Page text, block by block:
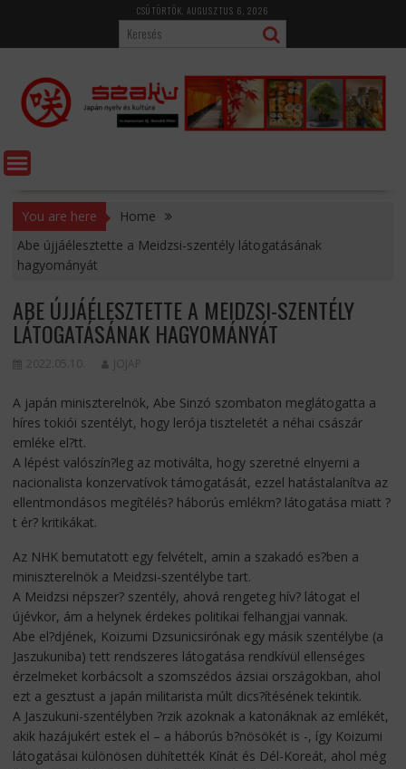
content
CSÜTÖRTÖK, AUGUSZTUS 6, 2026
You are here
Home
Abe újjáélesztette a Meidzsi-szentély látogatásának
hagyományát
ABE ÚJJÁÉLESZTETTE A MEIDZSI-SZENTÉLY
LÁTOGATÁSÁNAK HAGYOMÁNYÁT
2022.05.10. JOJAP
A japán miniszterelnök, Abe Sinzó szombaton meglátogatta a
híres tokiói szentélyt, hogy lerója tiszteletét a néhai császár
emléke el?tt.
A lépést valószín?leg az motiválta, hogy szeretné elnyerni a
nacionalista konzervatívok támogatását, ezzel hatástalanítva az
ellentmondásos megítélés? háborús emlékm? látogatása miatt ?
t ér? kritikákat.
Az NHK bemutatott egy felvételt, amin a szakadó es?ben a
miniszterelnök a Meidzsi-szentélybe tart.
A Meidzsi népszer? szentély, ahová rengeteg hív? látogat el
újévkor, ám a helynek érdekes politikai felhangjai vannak.
Abe el?djének, Koizumi Dzsunicsirónak egy másik szentélybe (a
Jaszukuniba) tett rendszeres látogatása rendkívül ellenséges
érzelmeket korbácsolt a szomszédos ázsiai országokban, ahol
ezt a gesztust a japán militarista múlt dics?ítésének tekintik.
A Jaszukuni-szentélyben ?rzik azoknak a katonáknak az emlékét,
akik hazájukért estek el – a háborús b?nösökét is -, így Koizumi
látogatásai különösen dühítették Kínát és Dél-Koreát, ahol még